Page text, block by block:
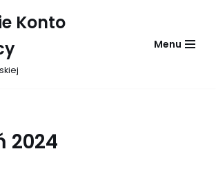
Konto
Menu
2024